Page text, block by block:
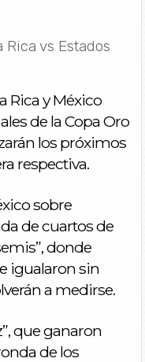
Rica vs Estados
Rica y México
de la Copa Oro
los próximos
respectiva.
sobre
de cuartos de
donde
igualaron sin
a medirse.
que ganaron
de los